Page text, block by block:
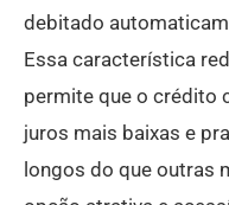
debitado
Essa característica
permite que o crédito
juros mais baixas e
longos do que outras